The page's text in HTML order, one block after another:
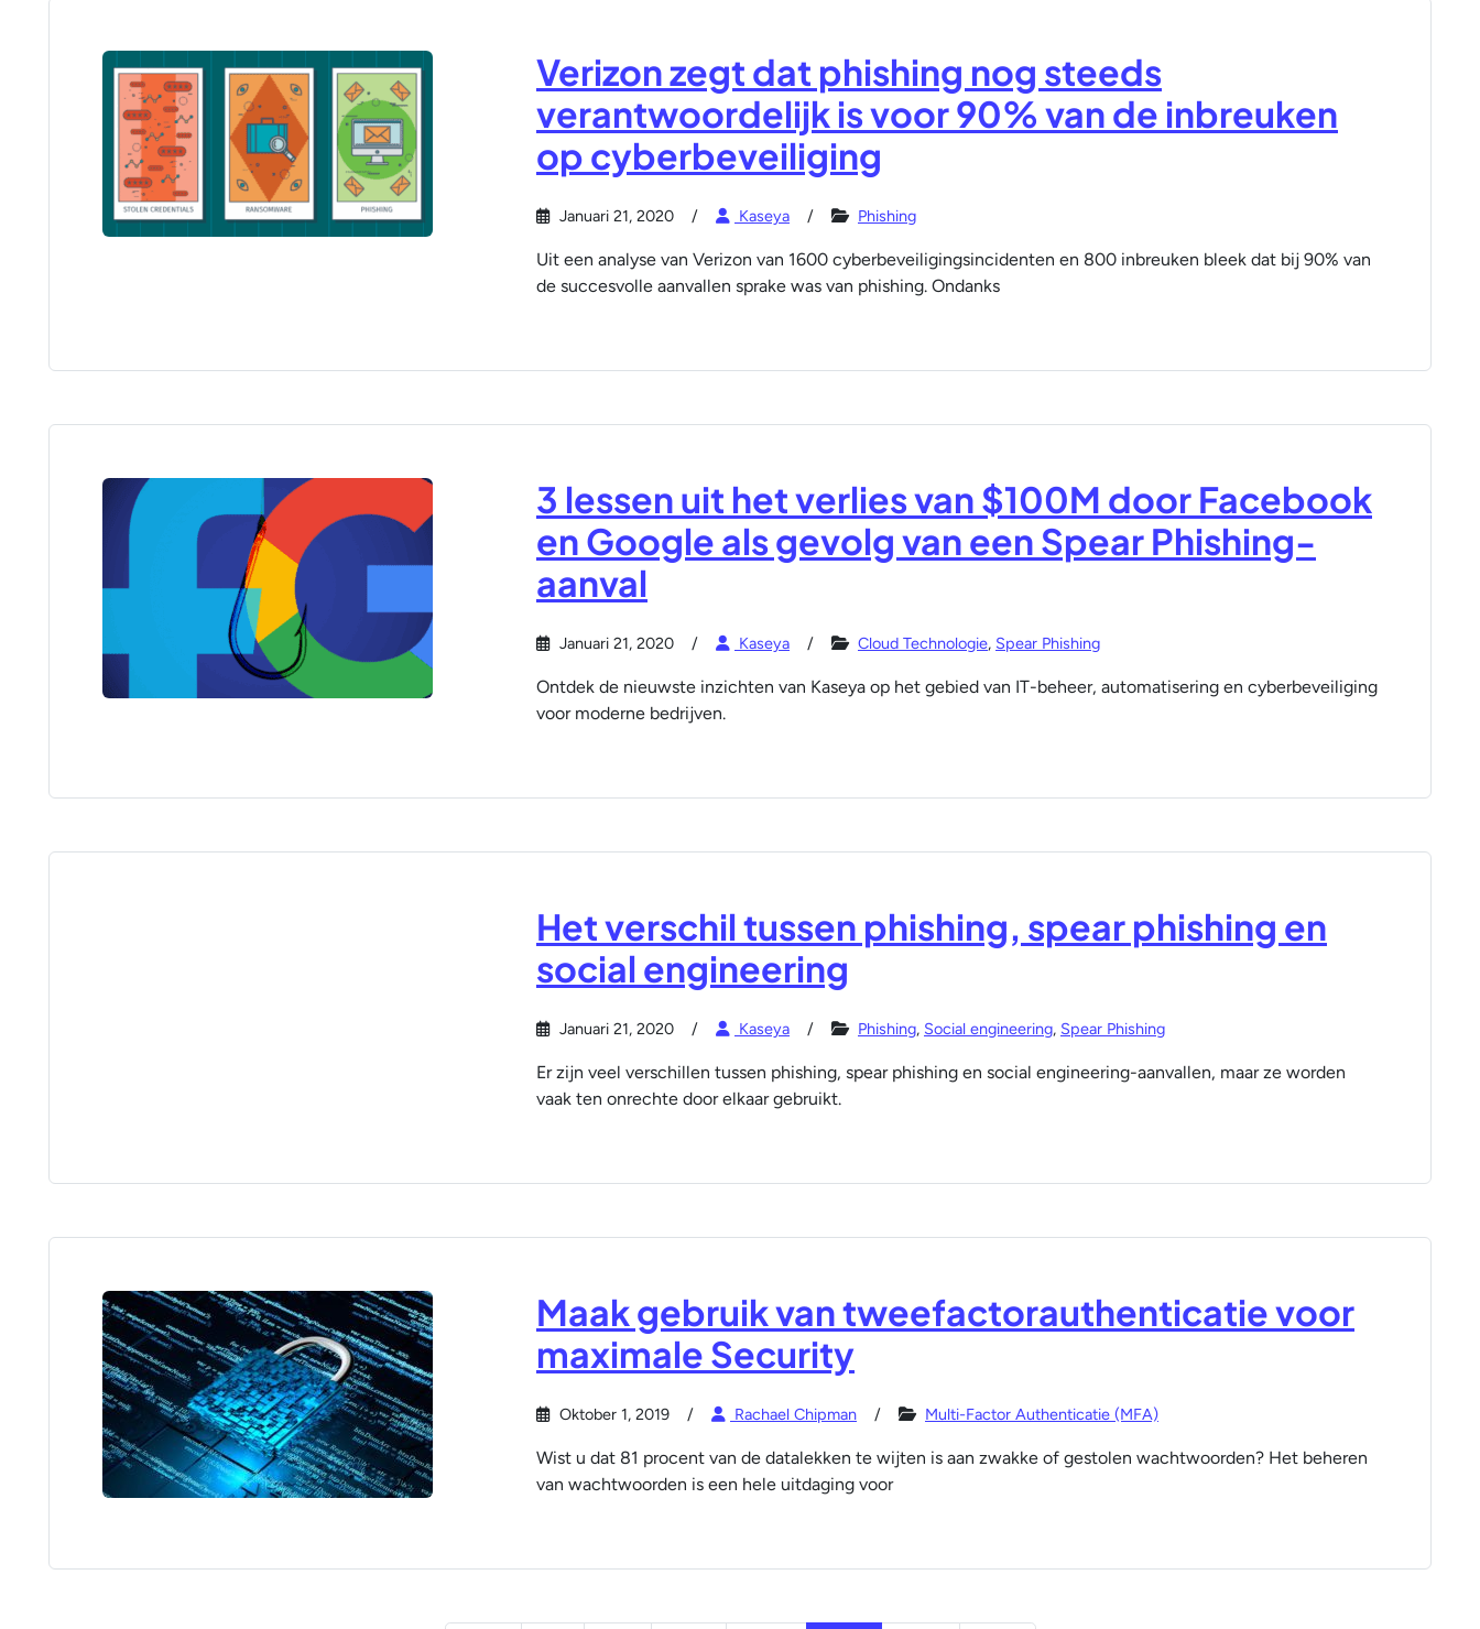
Verizon zegt dat phishing nog steeds
verantwoordelijk is voor 90% van de inbreuken
op cyberbeveiliging
Januari 21, 2020 Kaseya Phishing
Uit een analyse van Verizon van 1600 cyberbeveiligingsincidenten en 800 inbreuken bleek dat bij 90% van
de succesvolle aanvallen sprake was van phishing. Ondanks
3 lessen uit het verlies van $100M door Facebook
en Google als gevolg van een Spear Phishing-
aanval
Januari 21, 2020 Kaseya Cloud Technologie, Spear Phishing
Ontdek de nieuwste inzichten van Kaseya op het gebied van IT-beheer, automatisering en cyberbeveiliging
voor moderne bedrijven.
Het verschil tussen phishing, spear phishing en
social engineering
Januari 21, 2020 Kaseya Phishing, Social engineering, Spear Phishing
Er zijn veel verschillen tussen phishing, spear phishing en social engineering-aanvallen, maar ze worden
vaak ten onrechte door elkaar gebruikt.
Maak gebruik van tweefactorauthenticatie voor
maximale Security
Oktober 1, 2019 Rachael Chipman Multi-Factor Authenticatie (MFA)
Wist u dat 81 procent van de datalekken te wijten is aan zwakke of gestolen wachtwoorden? Het beheren
van wachtwoorden is een hele uitdaging voor